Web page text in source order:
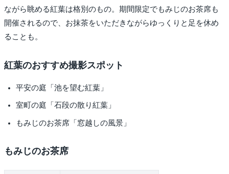
ながら眺める紅葉は格別のもの。期間限定でもみじのお茶席も
開催されるので、お抹茶をいただきながらゆっくりと足を休め
ることも。
紅葉のおすすめ撮影スポット
平安の庭「池を望む紅葉」
室町の庭「石段の散り紅葉」
もみじのお茶席「窓越しの風景」
もみじのお茶席